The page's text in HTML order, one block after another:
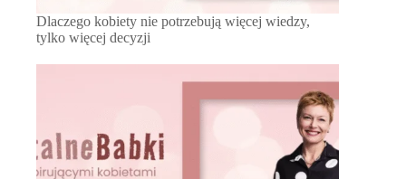
Dlaczego kobiety nie potrzebują więcej wiedzy,
tylko więcej decyzji